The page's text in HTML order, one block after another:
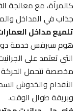
كالمرآة، مع معالجة
جذاب في المداخل
تلميع مداخل
هوم سيرفس خدمة دورية
التي تعتمد على
مخصصة تتحمل الحركة
الأقدام والخدوش
وبريقة طوال الوقت.